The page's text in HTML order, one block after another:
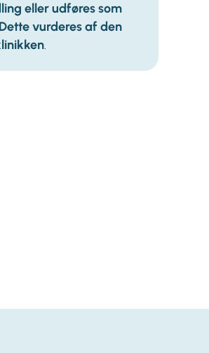
eller udføres som
vurderes af den
.